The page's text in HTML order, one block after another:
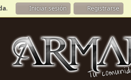
. Iniciar sesión Registrarse